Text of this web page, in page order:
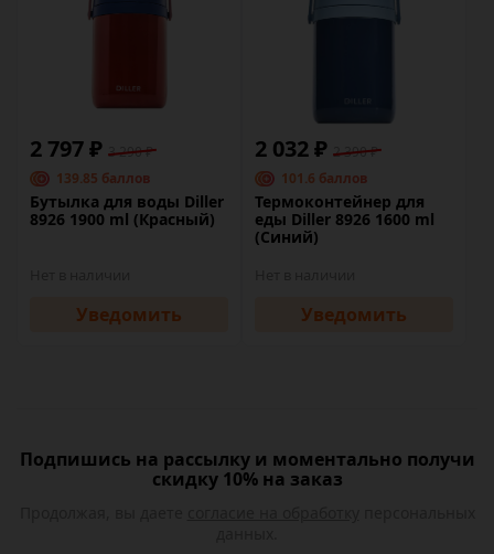
2 797 ₽ 3 290 ₽
139.85 баллов
Бутылка для воды Diller
8926 1900 ml (Красный)
Уведомить
2 032 ₽ 2 390 ₽
101.6 баллов
Термоконтейнер для
еды Diller 8926 1600 ml
(Синий)
Уведомить
Подпишись на рассылку и моментально получи
скидку 10% на заказ